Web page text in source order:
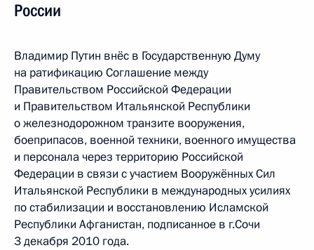
России
Владимир Путин внёс в Государственную Думу
на ратификацию Соглашение между
Правительством Российской Федерации
и Правительством Итальянской Республики
о железнодорожном транзите вооружения,
боеприпасов, военной техники, военного имущества
и персонала через территорию Российской
Федерации в связи с участием Вооружённых Сил
Итальянской Республики в международных усилиях
по стабилизации и восстановлению Исламской
Республики Афганистан, подписанное в г.Сочи
3 декабря 2010 года.